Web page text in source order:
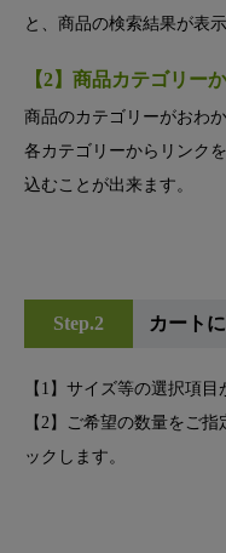
と、商品の検索結果が表示
【2】商品カテゴリー
商品のカテゴリーがおわ
各カテゴリーからリンク
込むことが出来ます。
Step.2 カート
【1】サイズ等の選択項
【2】ご希望の数量をご
ックします。